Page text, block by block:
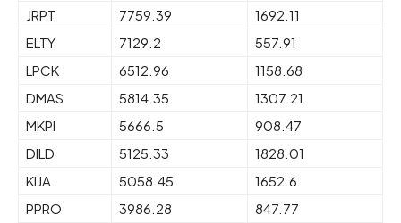
JRPT
7759.39
1692.11
ELTY
7129.2
557.91
LPCK
6512.96
1158.68
DMAS
5814.35
1307.21
MKPI
5666.5
908.47
DILD
5125.33
1828.01
KIJA
5058.45
1652.6
PPRO
3986.28
847.77